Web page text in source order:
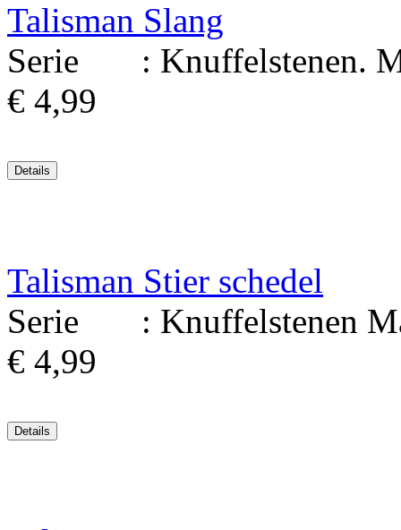
Talisman Slang
Serie : Knuffelstenen.
€ 4,99
Talisman Stier schedel
Serie : Knuffelstenen
€ 4,99